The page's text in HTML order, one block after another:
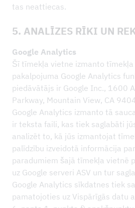
tas neattiecas.
5. ANALĪZES RĪKI UN
Google Analytics
Šī tīmekļa vietne izmanto tīmekļa
pakalpojuma Google Analytics
piedāvātājs ir Google Inc., 1600
Parkway, Mountain View, CA
Google Analytics izmanto tā
ir teksta faili, kas tiek saglabāti
analizēt to, kā jūs izmantojat
palīdzību izveidotā informācija
paradumiem šajā tīmekļa vietnē
uz Google serveri ASV un tur
Google Analytics sīkdatnes tiek
pamatojoties uz Vispārīgās datu